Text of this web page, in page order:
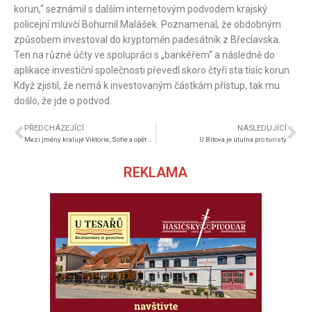
korun,“ seznámil s dalším internetovým podvodem krajský
policejní mluvčí Bohumil Malášek. Poznamenal, že obdobným
způsobem investoval do kryptoměn padesátník z Břeclavska.
Ten na různé účty ve spolupráci s „bankéřem“ a následně do
aplikace investiční společnosti převedl skoro čtyři sta tisíc korun.
Když zjistil, že nemá k investovaným částkám přístup, tak mu
došlo, že jde o podvod.
PŘEDCHÁZEJÍCÍ NÁSLEDUJÍCÍ
U Bítova je útulna pro turisty
REKLAMA